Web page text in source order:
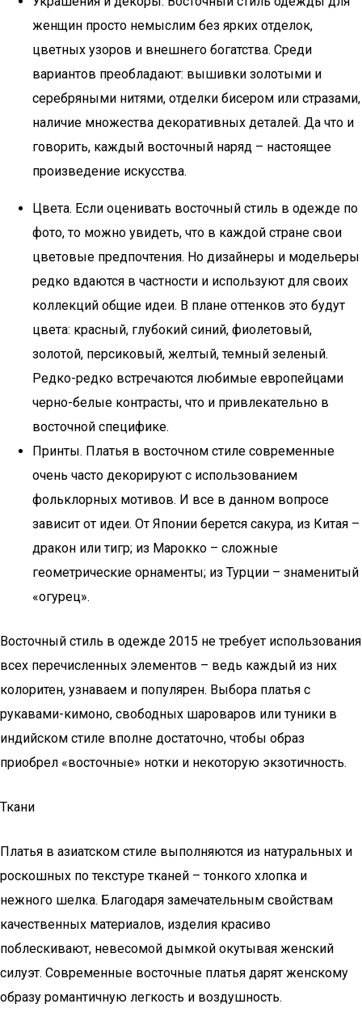
женщин просто немыслим без ярких отделок,
цветных узоров и внешнего богатства. Среди
вариантов преобладают: вышивки золотыми и
серебряными нитями, отделки бисером или стразами,
наличие множества декоративных деталей. Да что и
говорить, каждый восточный наряд – настоящее
произведение искусства.
Цвета. Если оценивать восточный стиль в одежде по
фото, то можно увидеть, что в каждой стране свои
цветовые предпочтения. Но дизайнеры и модельеры
редко вдаются в частности и используют для своих
коллекций общие идеи. В плане оттенков это будут
цвета: красный, глубокий синий, фиолетовый,
золотой, персиковый, желтый, темный зеленый.
Редко-редко встречаются любимые европейцами
черно-белые контрасты, что и привлекательно в
восточной специфике.
Принты. Платья в восточном стиле современные
очень часто декорируют с использованием
фольклорных мотивов. И все в данном вопросе
зависит от идеи. От Японии берется сакура, из Китая –
дракон или тигр; из Марокко – сложные
геометрические орнаменты; из Турции – знаменитый
«огурец».
Восточный стиль в одежде 2015 не требует использования
всех перечисленных элементов – ведь каждый из них
колоритен, узнаваем и популярен. Выбора платья с
рукавами-кимоно, свободных шароваров или туники в
индийском стиле вполне достаточно, чтобы образ
приобрел «восточные» нотки и некоторую экзотичность.
Ткани
Платья в азиатском стиле выполняются из натуральных и
роскошных по текстуре тканей – тонкого хлопка и
нежного шелка. Благодаря замечательным свойствам
качественных материалов, изделия красиво
поблескивают, невесомой дымкой окутывая женский
силуэт. Современные восточные платья дарят женскому
образу романтичную легкость и воздушность.